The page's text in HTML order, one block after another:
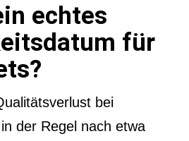
echtes
für
bei
der Regel nach etwa